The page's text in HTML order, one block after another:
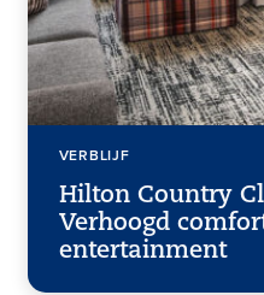
VERBLIJF
Hilton Country
Verhoogd
entertainment